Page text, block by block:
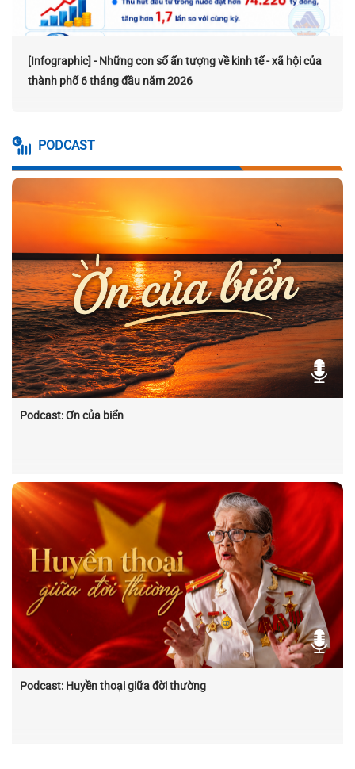
[Infographic] - Những con số ấn tượng về kinh tế - xã hội của
thành phố 6 tháng đầu năm 2026
PODCAST
Podcast: Ơn của biển
Podcast: Huyền thoại giữa đời thường